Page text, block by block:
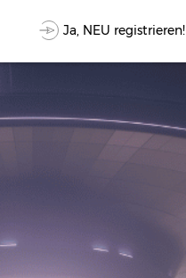
Ja, NEU registrieren!